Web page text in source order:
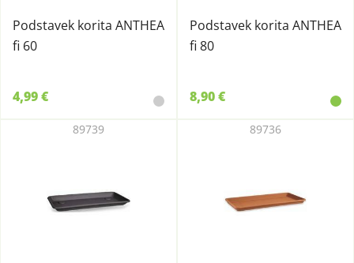
Podstavek korita ANTHEA
fi 60
4,99 €
Podstavek korita ANTHEA
fi 80
8,90 €
89739 89736